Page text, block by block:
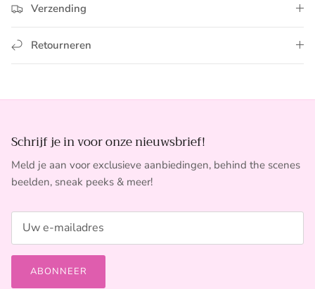
Verzending
Retourneren
Schrijf je in voor onze nieuwsbrief!
Meld je aan voor exclusieve aanbiedingen, behind the scenes
beelden, sneak peeks & meer!
ABONNEER